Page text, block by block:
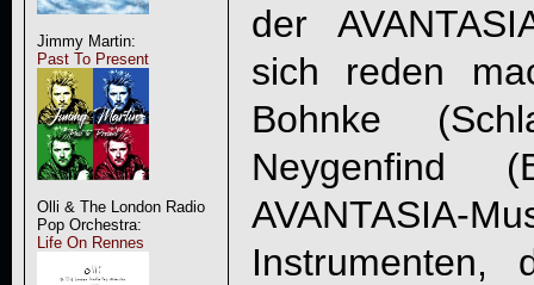
Jimmy Martin:
Past To Present
Olli & The London Radio
Pop Orchestra:
Life On Rennes
der
sich reden
Bohnke
Neygenfind